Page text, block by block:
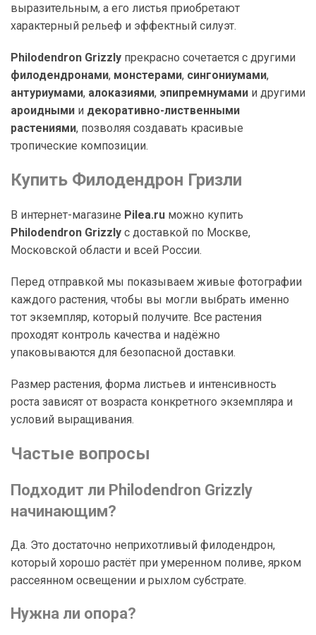
выразительным, а его листья приобретают
характерный рельеф и эффектный силуэт.
Philodendron Grizzly прекрасно сочетается с другими
филодендронами, монстерами, сингониумами,
антуриумами, алоказиями, эпипремнумами и другими
ароидными и декоративно-лиственными
растениями, позволяя создавать красивые
тропические композиции.
Купить Филодендрон Гризли
В интернет-магазине Pilea.ru можно купить
Philodendron Grizzly с доставкой по Москве,
Московской области и всей России.
Перед отправкой мы показываем живые фотографии
каждого растения, чтобы вы могли выбрать именно
тот экземпляр, который получите. Все растения
проходят контроль качества и надёжно
упаковываются для безопасной доставки.
Размер растения, форма листьев и интенсивность
роста зависят от возраста конкретного экземпляра и
условий выращивания.
Частые вопросы
Подходит ли Philodendron Grizzly
начинающим?
Да. Это достаточно неприхотливый филодендрон,
который хорошо растёт при умеренном поливе, ярком
рассеянном освещении и рыхлом субстрате.
Нужна ли опора?